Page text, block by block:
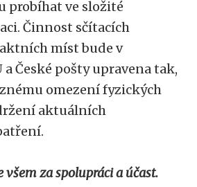
probíhat ve složité
Činnost sčítacích
míst bude v
České pošty upravena tak,
omezení fyzických
aktuálních
za spolupráci a účast.